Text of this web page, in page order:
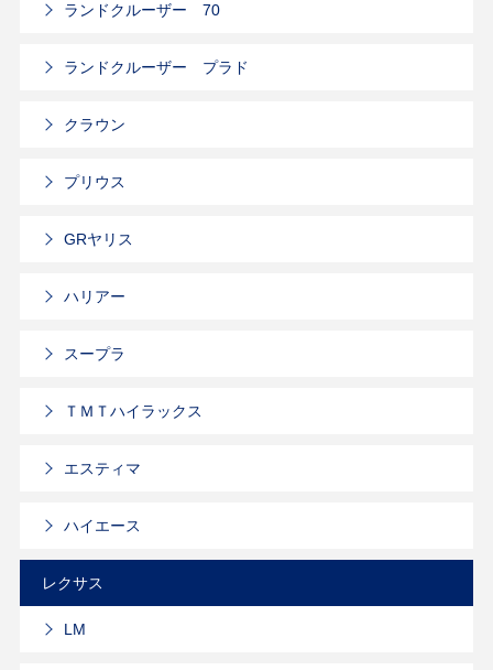
ランドクルーザー 70
ランドクルーザー プラド
クラウン
プリウス
GRヤリス
ハリアー
スープラ
ＴＭＴハイラックス
エスティマ
ハイエース
レクサス
LM